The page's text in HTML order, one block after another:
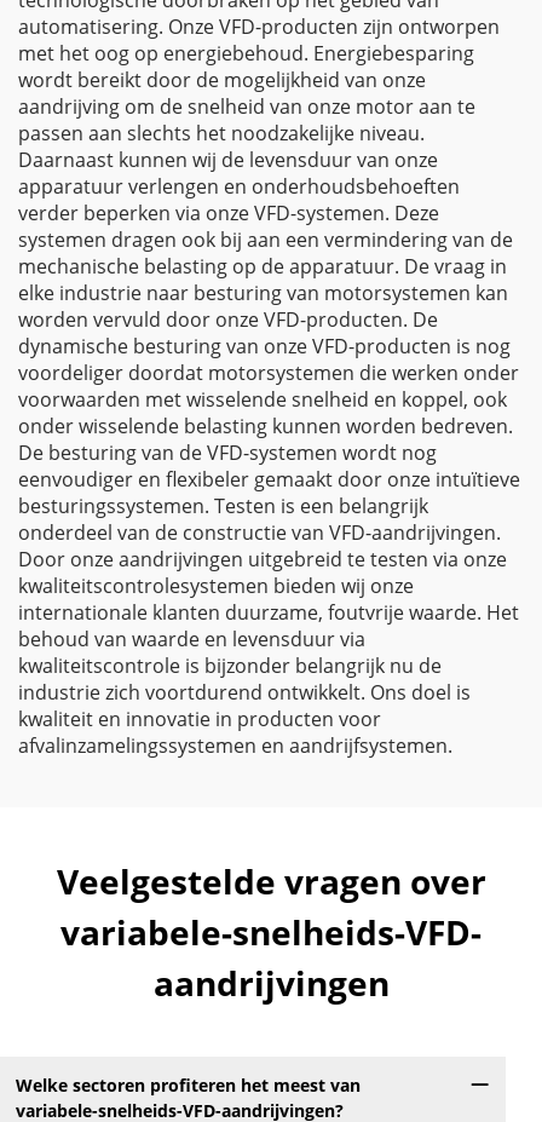
automatisering. Onze VFD-producten zijn ontworpen
met het oog op energiebehoud. Energiebesparing
wordt bereikt door de mogelijkheid van onze
aandrijving om de snelheid van onze motor aan te
passen aan slechts het noodzakelijke niveau.
Daarnaast kunnen wij de levensduur van onze
apparatuur verlengen en onderhoudsbehoeften
verder beperken via onze VFD-systemen. Deze
systemen dragen ook bij aan een vermindering van de
mechanische belasting op de apparatuur. De vraag in
elke industrie naar besturing van motorsystemen kan
worden vervuld door onze VFD-producten. De
dynamische besturing van onze VFD-producten is nog
voordeliger doordat motorsystemen die werken onder
voorwaarden met wisselende snelheid en koppel, ook
onder wisselende belasting kunnen worden bedreven.
De besturing van de VFD-systemen wordt nog
eenvoudiger en flexibeler gemaakt door onze intuïtieve
besturingssystemen. Testen is een belangrijk
onderdeel van de constructie van VFD-aandrijvingen.
Door onze aandrijvingen uitgebreid te testen via onze
kwaliteitscontrolesystemen bieden wij onze
internationale klanten duurzame, foutvrije waarde. Het
behoud van waarde en levensduur via
kwaliteitscontrole is bijzonder belangrijk nu de
industrie zich voortdurend ontwikkelt. Ons doel is
kwaliteit en innovatie in producten voor
afvalinzamelingssystemen en aandrijfsystemen.
Veelgestelde vragen over
variabele-snelheids-VFD-
aandrijvingen
Welke sectoren profiteren het meest van
variabele-snelheids-VFD-aandrijvingen?